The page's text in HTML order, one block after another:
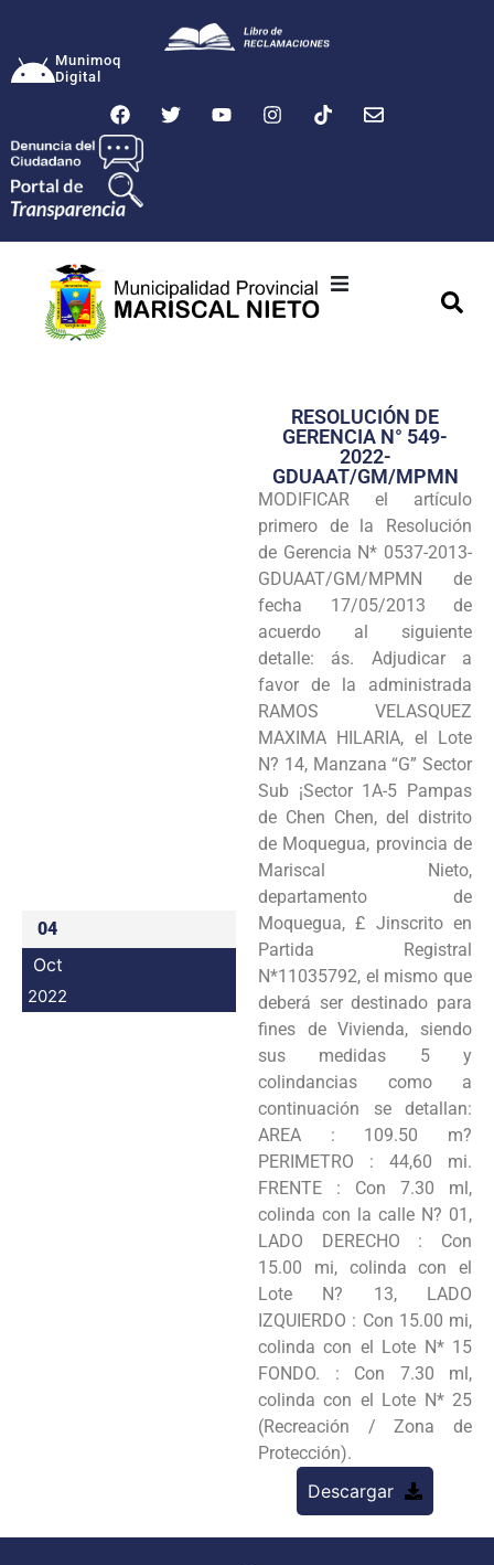
Munimoq
Digital
Transparencia
Seguridad
Programas
Intranet
04
Oct
2022
RESOLUCIÓN DE
GERENCIA N° 549-
2022-
GDUAAT/GM/MPMN
MODIFICAR el artículo
primero de la Resolución
de Gerencia N* 0537-2013-
GDUAAT/GM/MPMN de
fecha 17/05/2013 de
acuerdo al siguiente
detalle: ás. Adjudicar a
favor de la administrada
RAMOS VELASQUEZ
MAXIMA HILARIA, el Lote
N? 14, Manzana “G” Sector
Sub ¡Sector 1A-5 Pampas
de Chen Chen, del distrito
de Moquegua, provincia de
Mariscal Nieto,
departamento de
Moquegua, £ Jinscrito en
Partida Registral
N*11035792, el mismo que
deberá ser destinado para
fines de Vivienda, siendo
sus medidas 5 y
colindancias como a
continuación se detallan:
AREA : 109.50 m?
PERIMETRO : 44,60 mi.
FRENTE : Con 7.30 ml,
colinda con la calle N? 01,
LADO DERECHO : Con
15.00 mi, colinda con el
Lote N? 13, LADO
IZQUIERDO : Con 15.00 mi,
colinda con el Lote N* 15
FONDO. : Con 7.30 ml,
colinda con el Lote N* 25
(Recreación / Zona de
Protección).
Descargar